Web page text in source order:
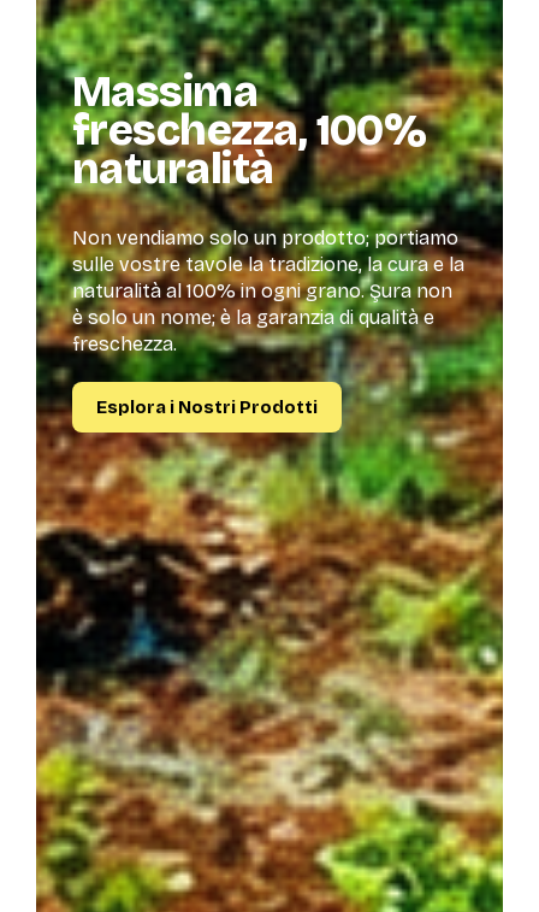
Massima
freschezza, 100%
naturalità
Non vendiamo solo un prodotto; portiamo
sulle vostre tavole la tradizione, la cura e la
naturalità al 100% in ogni grano. Şura non
è solo un nome; è la garanzia di qualità e
freschezza.
Esplora i Nostri Prodotti